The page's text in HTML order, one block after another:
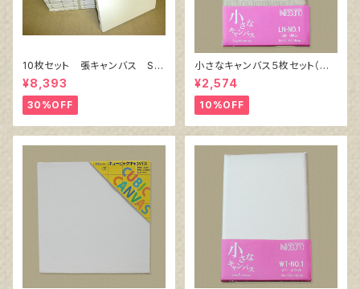
10枚セット 張キャンバス Sn
owWhite SPC（綿・ポリエステ
ル）F6 410㎜×318㎜
¥8,393
30%OFF
小さなキャンバス５枚セット（麻
キャンバス裏面張り）
¥2,574
10%OFF